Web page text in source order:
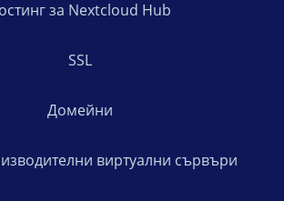
за Nextcloud Hub
SSL
Домейни
виртуални сървъри